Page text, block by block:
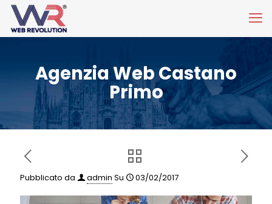
Agenzia Web Castano
Primo
Pubblicato da admin Su 03/02/2017